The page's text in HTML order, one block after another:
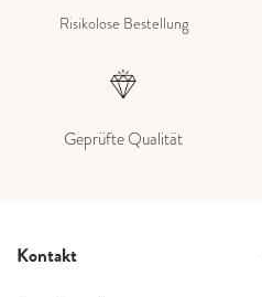
Risikolose Bestellung
Geprüfte Qualität
Kontakt